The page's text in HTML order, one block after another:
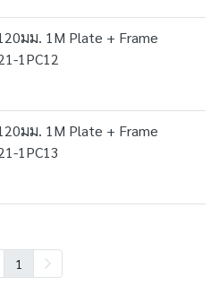
มม. 1M Plate + Frame
1PC12
มม. 1M Plate + Frame
1PC13
1